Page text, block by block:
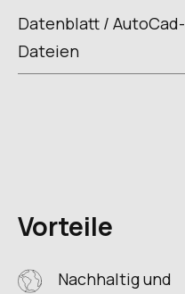
Datenblatt / AutoCad-
Dateien
Vorteile
Nachhaltig und